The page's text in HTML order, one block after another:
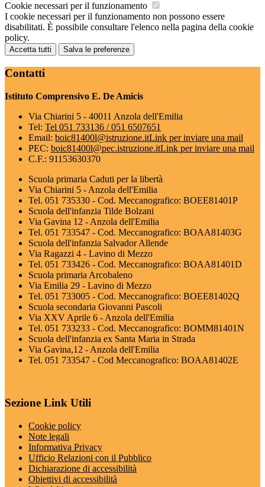
Cookie necessari per il funzionamento
I cookie necessari per il funzionamento non possono essere
disabilitati. È possibile consultare l'elenco nella pagina della cookie
policy.
Accetta tutti Salva le preferenze
Contatti
Istituto Comprensivo E. De Amicis
Via Chiarini 5 - 40011 Anzola dell'Emilia
Tel: Tel 051 733136 / 051 6507651
Email: boic81400l@istruzione.itLink per inviare una mail
PEC: boic81400l@pec.istruzione.itLink per inviare una mail
C.F.: 91153630370
Scuola primaria Caduti per la libertà
Via Chiarini 5 - Anzola dell'Emilia
Tel. 051 735330 - Cod. Meccanografico: BOEE81401P
Scuola dell'infanzia Tilde Bolzani
Via Gavina 12 - Anzola dell'Emilia
Tel. 051 733547 - Cod. Meccanografico: BOAA81403G
Scuola dell'infanzia Salvador Allende
Via Ragazzi 4 - Lavino di Mezzo
Tel. 051 733426 - Cod. Meccanografico: BOAA81401D
Scuola primaria Arcobaleno
Via Emilia 29 - Lavino di Mezzo
Tel. 051 733005 - Cod. Meccanografico: BOEE81402Q
Scuola secondaria Giovanni Pascoli
Via XXV Aprile 6 - Anzola dell'Emilia
Tel. 051 733233 - Cod. Meccanografico: BOMM81401N
Scuola dell'infanzia ex Santa Maria in Strada
Via Gavina,12 - Anzola dell'Emilia
Tel. 051 733547 - Cod Meccanografico: BOAA81402E
Sezione Link Utili
Cookie policy
Note legali
Informativa Privacy
Ufficio Relazioni con il Pubblico
Dichiarazione di accessibilità
Obiettivi di accessibilità